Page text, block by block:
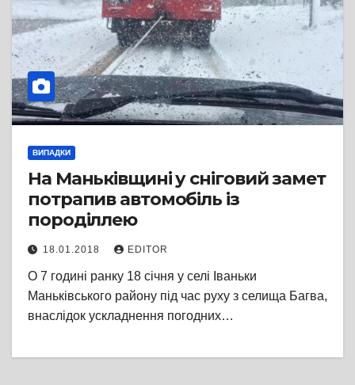
ВИПАДКИ
На Маньківщині у сніговий замет
потрапив автомобіль із
породіллею
18.01.2018 EDITOR
О 7 годині ранку 18 січня у селі Іваньки
Маньківського району під час руху з селища Багва,
внаслідок ускладнення погодних…